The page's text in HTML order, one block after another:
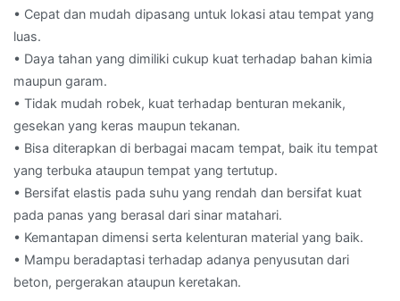
• Cepat dan mudah dipasang untuk lokasi atau tempat yang
luas.
• Daya tahan yang dimiliki cukup kuat terhadap bahan kimia
maupun garam.
• Tidak mudah robek, kuat terhadap benturan mekanik,
gesekan yang keras maupun tekanan.
• Bisa diterapkan di berbagai macam tempat, baik itu tempat
yang terbuka ataupun tempat yang tertutup.
• Bersifat elastis pada suhu yang rendah dan bersifat kuat
pada panas yang berasal dari sinar matahari.
• Kemantapan dimensi serta kelenturan material yang baik.
• Mampu beradaptasi terhadap adanya penyusutan dari
beton, pergerakan ataupun keretakan.